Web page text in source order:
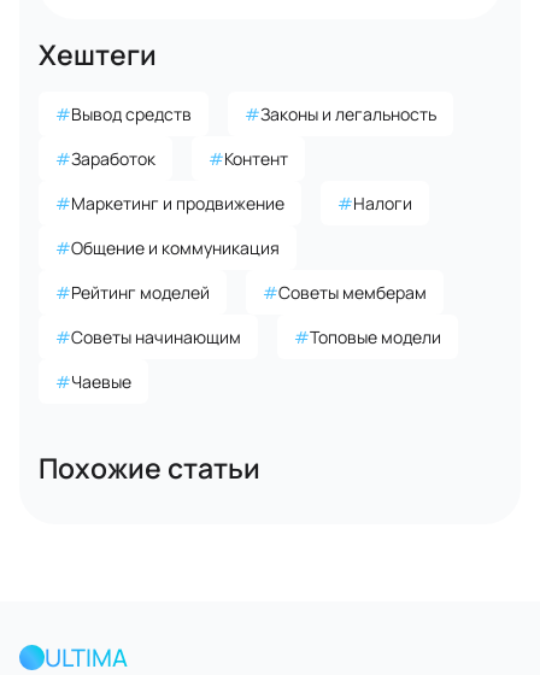
Хештеги
#Вывод средств #Законы и легальность
#Заработок #Контент
#Маркетинг и продвижение #Налоги
#Общение и коммуникация
#Рейтинг моделей #Советы мемберам
#Советы начинающим #Топовые модели
#Чаевые
Похожие статьи
ULTIMA